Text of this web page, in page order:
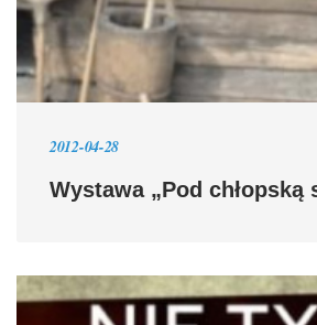
2012-04-28
Wystawa „Pod chłopską